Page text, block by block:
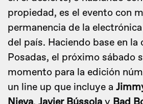
propiedad, es el evento con
permanencia de la
del país. Haciendo base en la
Posadas, el próximo sábado
momento para la edición
un line up que incluye a